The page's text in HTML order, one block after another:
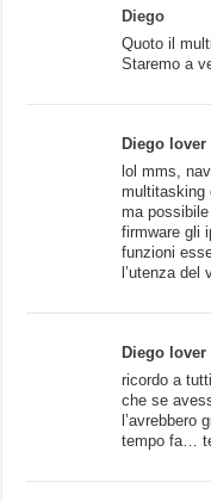
Diego
Quoto il
Staremo a
Diego lover
lol mms,
multitasking
ma
firmware gli
funzioni
l’utenza del
Diego lover
ricordo a
che se
l’avrebbero
tempo fa…